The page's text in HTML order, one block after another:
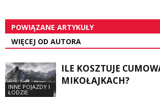
POWIĄZANE ARTYKUŁY
WIĘCEJ OD AUTORA
INNE POJAZDY I
ŁODZIE
ILE KOSZTUJE
MIKOŁAJKACH?